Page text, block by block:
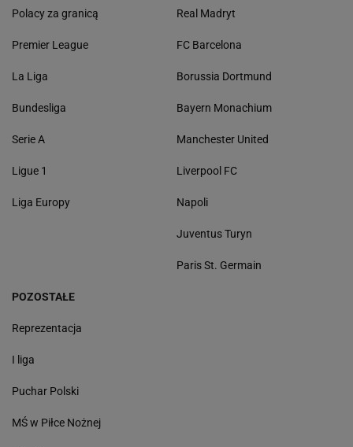
Polacy za granicą
Premier League
La Liga
Bundesliga
Serie A
Ligue 1
Liga Europy
Real Madryt
FC Barcelona
Borussia Dortmund
Bayern Monachium
Manchester United
Liverpool FC
Napoli
Juventus Turyn
Paris St. Germain
POZOSTAŁE
Reprezentacja
I liga
Puchar Polski
MŚ w Piłce Nożnej